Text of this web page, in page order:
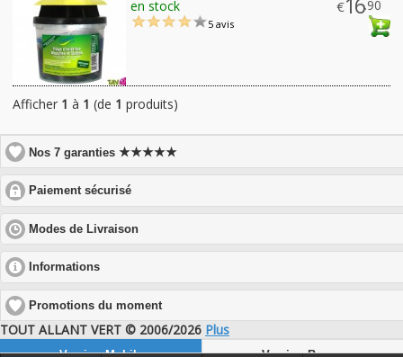
€ .90
en stock
5 avis
Afficher 1 à 1 (de 1 produits)
Nos 7 garanties★★★★★
Paiement sécurisé
to
expand
contents
Modes de Livraison
to
Informations
to
expand
contents
Promotions du moment
TOUT ALLANT VERT © 2006/2026 Plus